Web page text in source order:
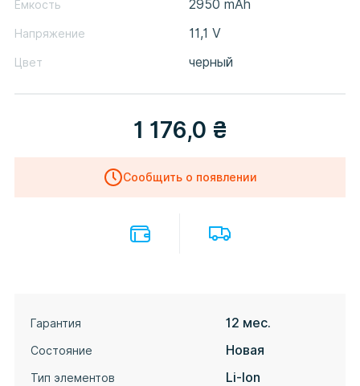
Емкость 2950 mAh
Напряжение 11,1 V
Цвет черный
1 176,0 ₴
Сообщить о появлении
Гарантия 12 мес.
Состояние Новая
Тип элементов Li-Ion